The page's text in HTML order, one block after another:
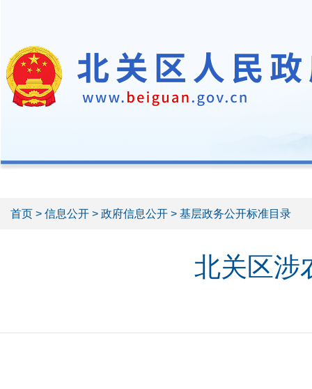
首页 > 信息公开 > 政府信息公开 > 基层政务公开标准目录
北关区涉